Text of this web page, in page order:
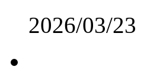
2026/03/23